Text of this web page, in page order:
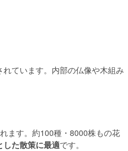
ています。内部の仏像や木組み
ます。約100種・8000株もの花
した散策に最適です。